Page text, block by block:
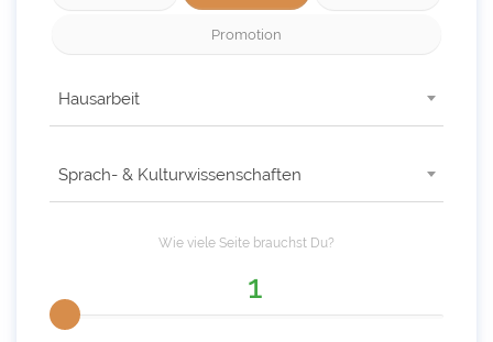
Promotion
Hausarbeit
Sprach- & Kulturwissenschaften
Wie viele Seite brauchst Du?